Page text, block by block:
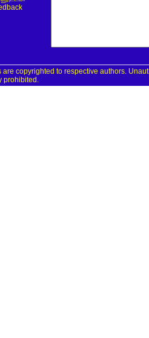
copyrighted to respective authors.
prohibited.